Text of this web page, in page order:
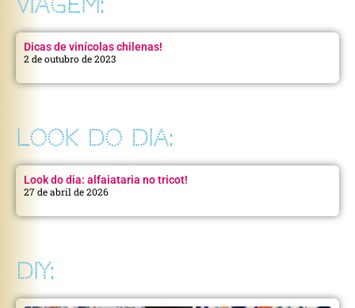
VIAGEM:
Dicas de vinícolas chilenas!
2 de outubro de 2023
LOOK DO DIA:
Look do dia: alfaiataria no tricot!
27 de abril de 2026
DIY: